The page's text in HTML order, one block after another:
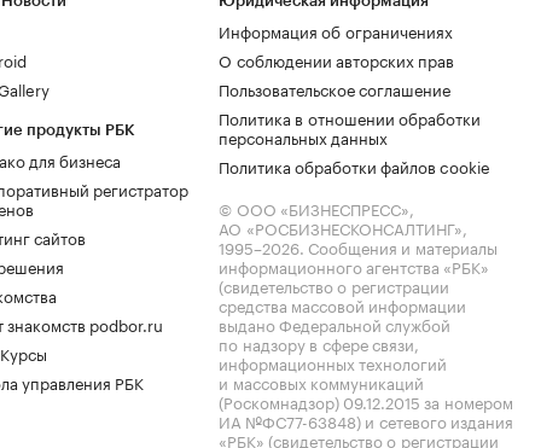
продукты РБК
для бизнеса
регистратор
сайтов
знакомств podbor.ru
управления РБК
Информация об ограничениях
О соблюдении авторских прав
Пользовательское соглашение
Политика в отношении обработки
персональных данных
Политика обработки файлов cookie
© ООО «БИЗНЕСПРЕСС»,
АО «РОСБИЗНЕСКОНСАЛТИНГ»,
1995–2026. Сообщения и материалы
информационного агентства «РБК»
(свидетельство о регистрации
средства массовой информации
выдано Федеральной службой
по надзору в сфере связи,
информационных технологий
и массовых коммуникаций
(Роскомнадзор) 09.12.2015 за номером
ИА №ФС77-63848) и сетевого издания
«РБК» (свидетельство о регистрации